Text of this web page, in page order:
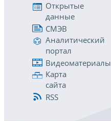
Открытые
данные
СМЭВ
Аналитический
портал
Видеоматериалы
Карта
сайта
RSS